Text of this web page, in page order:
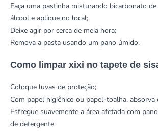
Faça uma pastinha misturando bicarbonato
álcool e aplique no local;
Deixe agir por cerca de meia hora;
Remova a pasta usando um pano úmido.
Como limpar xixi no tapete de
Coloque luvas de proteção;
Com papel higiênico ou papel-toalha, absorva
Esfregue suavemente a área afetada com
de detergente.